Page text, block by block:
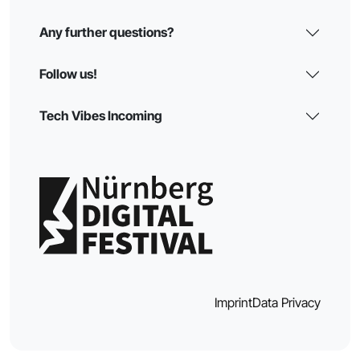
Any further questions?
Follow us!
Tech Vibes Incoming
ImprintData Privacy